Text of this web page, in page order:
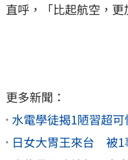
直呼，「比起航空，更
更多新聞：
水電學徒揭1陋習超
日女大胃王來台 被1